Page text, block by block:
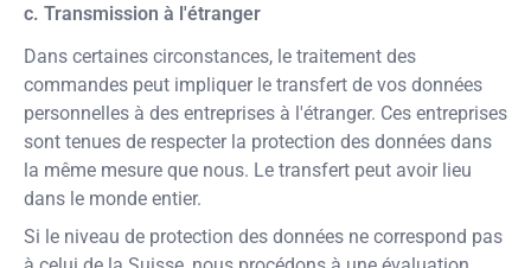
c. Transmission à l'étranger
Dans certaines circonstances, le traitement des
commandes peut impliquer le transfert de vos données
personnelles à des entreprises à l'étranger. Ces entreprises
sont tenues de respecter la protection des données dans
la même mesure que nous. Le transfert peut avoir lieu
dans le monde entier.
Si le niveau de protection des données ne correspond pas